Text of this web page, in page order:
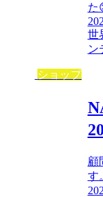
た
世
ン
ショップ
顧
す